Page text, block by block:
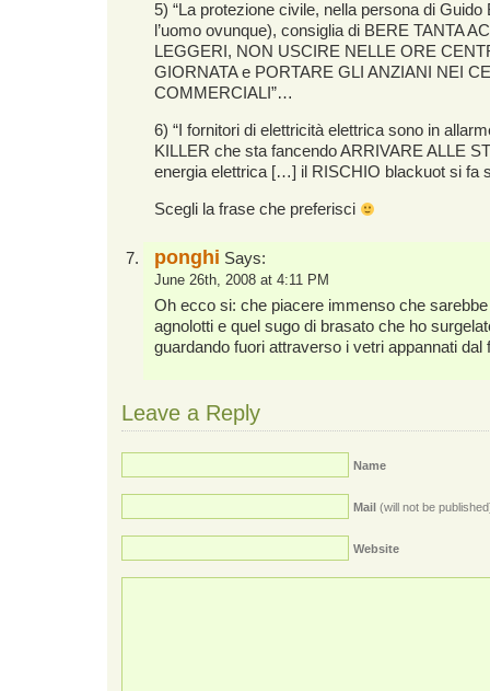
5) “La protezione civile, nella persona di
l’uomo ovunque), consiglia di BERE TANTA
LEGGERI, NON USCIRE NELLE ORE
GIORNATA e PORTARE GLI ANZIANI NEI
COMMERCIALI”…
6) “I fornitori di elettricità elettrica sono in
KILLER che sta fancendo ARRIVARE ALLE
energia elettrica […] il RISCHIO blackuot si fa
Scegli la frase che preferisci
ponghi Says:
June 26th, 2008 at 4:11 PM
Oh ecco si: che piacere immenso che
agnolotti e quel sugo di brasato che ho
guardando fuori attraverso i vetri appannati dal
Leave a Reply
Name
Mail (will not be
Website